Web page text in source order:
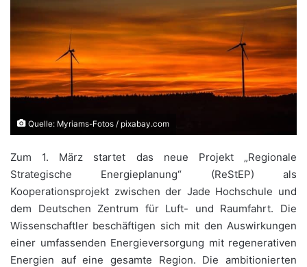
Quelle: Myriams-Fotos / pixabay.com
Zum 1. März startet das neue Projekt „Regionale
Strategische Energieplanung“ (ReStEP) als
Kooperationsprojekt zwischen der Jade Hochschule und
dem Deutschen Zentrum für Luft- und Raumfahrt. Die
Wissenschaftler beschäftigen sich mit den Auswirkungen
einer umfassenden Energieversorgung mit regenerativen
Energien auf eine gesamte Region. Die ambitionierten